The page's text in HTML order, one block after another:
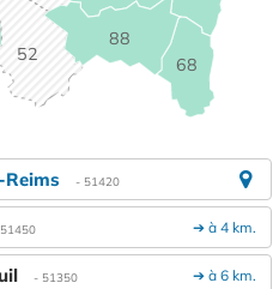
52
68
88
Reims - 51420
➔ à 4 km.
➔ à 6 km.
- 51350